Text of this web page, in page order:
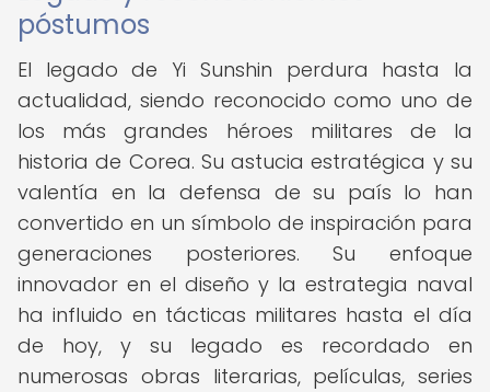
póstumos
El legado de Yi Sunshin perdura hasta la
actualidad, siendo reconocido como uno de
los más grandes héroes militares de la
historia de Corea. Su astucia estratégica y su
valentía en la defensa de su país lo han
convertido en un símbolo de inspiración para
generaciones posteriores. Su enfoque
innovador en el diseño y la estrategia naval
ha influido en tácticas militares hasta el día
de hoy, y su legado es recordado en
numerosas obras literarias, películas, series